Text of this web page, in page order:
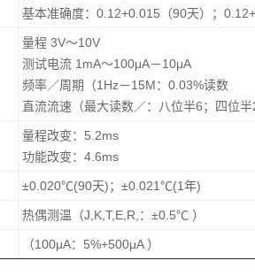
基本准确度：0.12+0.015（90天）；
量程 3V～10V
测试电流 1mA～100μA－10μA
频率／周期（1Hz－15M：0.03%读数
直流流速（最大读数／：八位半6；四位
量程改变：5.2ms
功能改变：4.6ms
±0.020℃(90天)；±0.021℃(1年)
热偶测温（J,K,T,E,R,：±0.5℃ ）
（100μA：5%+500μA ）